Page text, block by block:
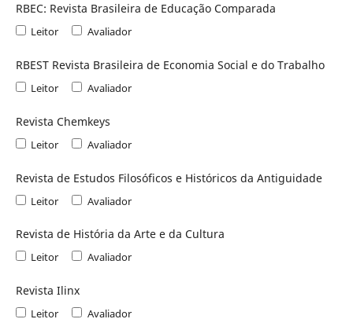
RBEC: Revista Brasileira de Educação Comparada
Leitor Avaliador
RBEST Revista Brasileira de Economia Social e do Trabalho
Leitor Avaliador
Revista Chemkeys
Leitor Avaliador
Revista de Estudos Filosóficos e Históricos da Antiguidade
Leitor Avaliador
Revista de História da Arte e da Cultura
Leitor Avaliador
Revista Ilinx
Leitor Avaliador